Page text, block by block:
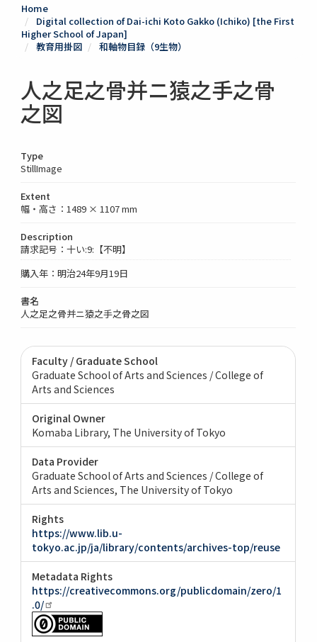
Home
Digital collection of Dai-ichi Koto Gakko (Ichiko) [the First
Higher School of Japan]
教育用掛図
和軸物目録（9生物）
人之足之骨并ニ猿之手之骨
之図
Type
StillImage
Extent
幅・高さ：1489 × 1107 mm
Description
請求記号：十い:9:【不明】
購入年：明治24年9月19日
書名
人之足之骨并ニ猿之手之骨之図
Faculty / Graduate School
Graduate School of Arts and Sciences / College of
Arts and Sciences
Original Owner
Komaba Library, The University of Tokyo
Data Provider
Graduate School of Arts and Sciences / College of
Arts and Sciences, The University of Tokyo
Rights
https://www.lib.u-
tokyo.ac.jp/ja/library/contents/archives-top/reuse
Metadata Rights
https://creativecommons.org/publicdomain/zero/1
.0/